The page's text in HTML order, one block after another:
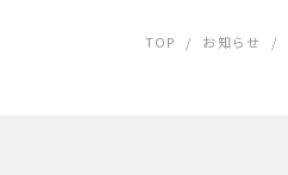
TOP / お知らせ /